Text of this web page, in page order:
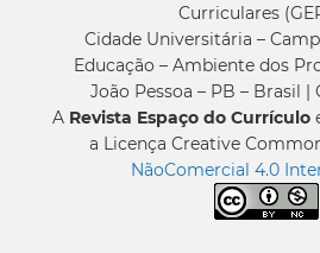
Curriculares
Cidade Universitária –
Educação – Ambiente dos
João Pessoa – PB – Brasil |
A Revista Espaço do Currículo
a Licença Creative
NãoComercial 4.0